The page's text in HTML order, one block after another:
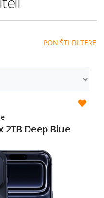
PONIŠTI FILTERE
2TB Deep Blue